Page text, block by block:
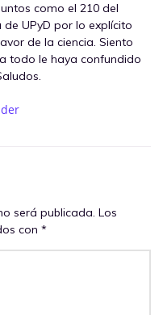
como el 210 del
UPyD por lo explícito
de la ciencia. Siento
todo le haya confundido
será publicada. Los
con *